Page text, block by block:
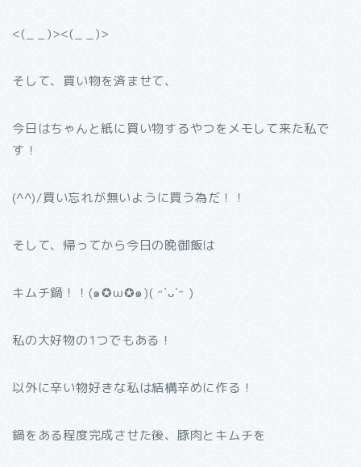
<(_ _)><(_ _)>
そして、買い物を済ませて、
今日はちゃんと紙に買い物するやつをメモして来た私で
す！
(^^)/買い忘れが無いように買う為だ！！
そして、帰ってから今日の晩御飯は
キムチ鍋！！(๑✪ω✪๑)( ˶˙ᴗ˙˶ )
私の大好物の1つでもある！
以外に辛い物好きな私は結構辛めに作る！
鍋をある程度完成させた後、豚肉とキムチを